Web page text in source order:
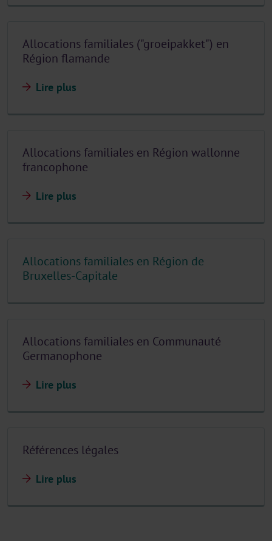
Allocations familiales ("groeipakket") en
Région flamande
Lire plus
Allocations familiales en Région wallonne
francophone
Lire plus
Allocations familiales en Région de
Bruxelles-Capitale
Allocations familiales en Communauté
Germanophone
Lire plus
Références légales
Lire plus